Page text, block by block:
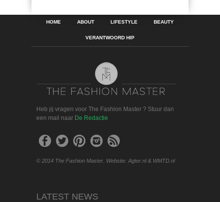
HOME ABOUT LIFESTYLE BEAUTY
VERANTWOORD HIP
Heb jij vragen voor The Fashion Master ? Stuur dan
een mail naar De Redactie
© 2014 The Fashion Master. Website: Agter.nl & WMTD.nl
LATEST NEWS